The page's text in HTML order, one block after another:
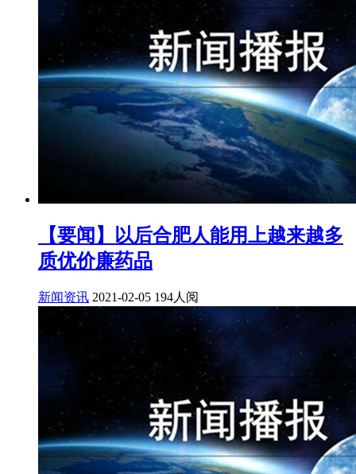
【要闻】以后合肥人能用上越来越多
质优价廉药品
新闻资讯 2021-02-05 194人阅